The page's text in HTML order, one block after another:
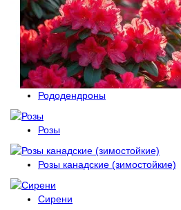
Рододендроны
Розы
Розы канадские (зимостойкие)
Сирени